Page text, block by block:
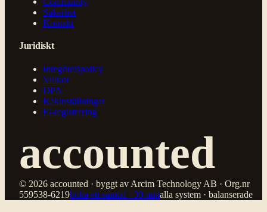
Säkerhet
Kontakt
Juridiskt
Integritetspolicy
Villkor
DPA
Kakinställningar
FI-registrering
accounted
© 2026 accounted · byggt av Arcim Technology AB · Org.nr
559538-6219boka ett samtal · 30 minalla system · balanserade